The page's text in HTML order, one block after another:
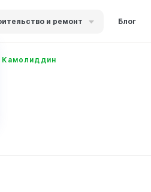
и ремонт Блог
Камолиддин